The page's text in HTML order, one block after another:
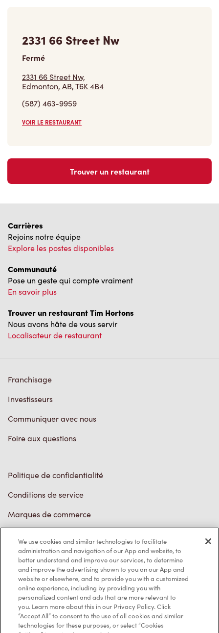
2331 66 Street Nw
Fermé
2331 66 Street Nw,
Edmonton, AB, T6K 4B4
(587) 463-9959
VOIR LE RESTAURANT
Trouver un restaurant
Carrières
Rejoins notre équipe
Explore les postes disponibles
Communauté
Pose un geste qui compte vraiment
En savoir plus
Trouver un restaurant Tim Hortons
Nous avons hâte de vous servir
Localisateur de restaurant
Franchisage
Investisseurs
Communiquer avec nous
Foire aux questions
Politique de confidentialité
Conditions de service
Marques de commerce
Diagnostic
Contactez-nous
We use cookies and similar technologies to facilitate
administration and navigation of our App and website, to
better understand and improve our services, to determine
and improve the advertising shown to you on our App and
website or elsewhere, and to provide you with a customized
online experience, including by providing you with
personalized content and ads that are more relevant to
you. Learn more about this in our Privacy Policy. Click
“Accept All” to consent to the use of all cookies and similar
technologies for these purposes, or select “Cookies